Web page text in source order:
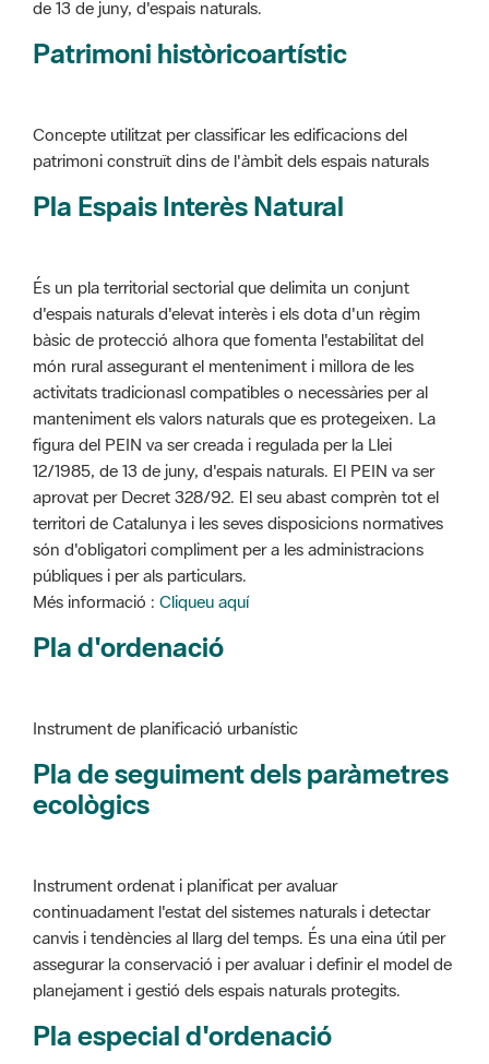
Concepte utilitzat per classificar les edificacions del
Pla Espais Interès Natural
És un pla territorial sectorial que delimita un conjunt
món rural assegurant el menteniment i millora de les
activitats tradicionasl compatibles o necessàries per al
manteniment els valors naturals que es protegeixen. La
figura del PEIN va ser creada i regulada per la Llei
12/1985, de 13 de juny, d'espais naturals. El PEIN va ser
aprovat per Decret 328/92. El seu abast comprèn tot el
territori de Catalunya i les seves disposicions normatives
són d'obligatori compliment per a les administracions
públiques i per als particulars.
Més informació :Cliqueu aquí
Pla d'ordenació
Instrument de planificació urbanístic
ecològics
Instrument ordenat i planificat per avaluar
assegurar la conservació i per avaluar i definir el model de
planejament i gestió dels espais naturals protegits.
Pla especial d'ordenació
Instrument de planificació urbanístic